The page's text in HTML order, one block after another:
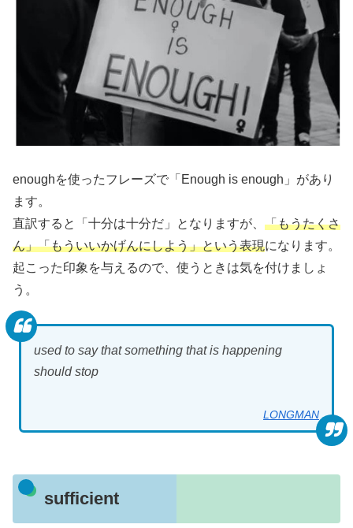
enoughを使ったフレーズで「Enough is enough」があり
ます。
直訳すると「十分は十分だ」となりますが、 「もうたくさ
ん」「もういいかげんにしよう」という表現になります。
起こった印象を与えるので、使うときは気を付けましょ
う。
used to say that something that is happening
should stop
LONGMAN
sufficient